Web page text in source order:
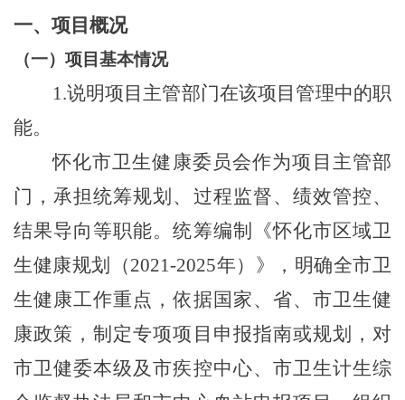
一、 项目概况
（一） 项目基本情况
1.说明项目主管部门在该项目管理中的职
能。
怀化市卫生健康委员会作为项目主管部
门，承担统筹规划、过程监督、绩效管控、
结果导向等职能。统筹编制《怀化市区域卫
生健康规划（2021-2025年）》，明确全市卫
生健康工作重点，依据国家、省、市卫生健
康政策，制定专项项目申报指南或规划，对
市卫健委本级及市疾控中心、市卫生计生综